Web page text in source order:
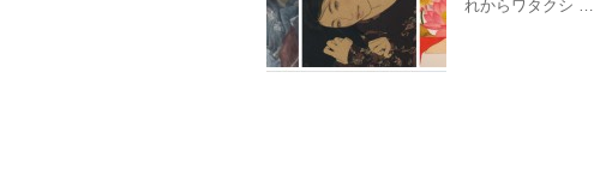
れからワタクシ …